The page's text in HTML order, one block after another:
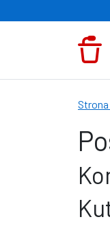
Strona